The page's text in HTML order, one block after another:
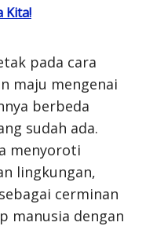
Kita!
pada cara
maju mengenai
berbeda
sudah ada.
menyoroti
lingkungan,
cerminan
manusia dengan